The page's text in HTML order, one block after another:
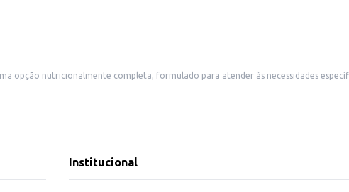
completa, formulado para atender às necessidades específicas de adultos com mais de
Institucional